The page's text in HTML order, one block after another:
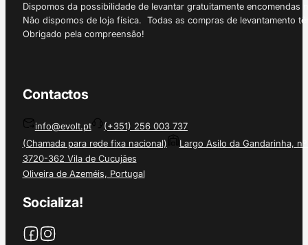
Dispomos da possibilidade de levantar gratuitamente
Não dispomos de loja física. Todas as compras de levantamento
Obrigado pela compreensão!
Contactos
info@evolt.pt
(+351) 256 003 737
(Chamada para rede fixa nacional)
Largo Asilo da Gandarinha, nº
3720-362 Vila de Cucujães
Oliveira de Azeméis, Portugal
Socializa!